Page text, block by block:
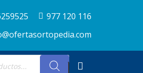
977 120 116